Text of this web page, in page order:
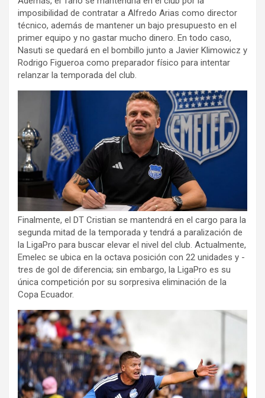
imposibilidad de contratar a Alfredo Arias como director
técnico, además de mantener un bajo presupuesto en el
primer equipo y no gastar mucho dinero. En todo caso,
Nasuti se quedará en el bombillo junto a Javier Klimowicz y
Rodrigo Figueroa como preparador físico para intentar
relanzar la temporada del club.
Finalmente, el DT Cristian se mantendrá en el cargo para la
segunda mitad de la temporada y tendrá a paralización de
la LigaPro para buscar elevar el nivel del club. Actualmente,
Emelec se ubica en la octava posición con 22 unidades y -
tres de gol de diferencia; sin embargo, la LigaPro es su
única competición por su sorpresiva eliminación de la
Copa Ecuador.